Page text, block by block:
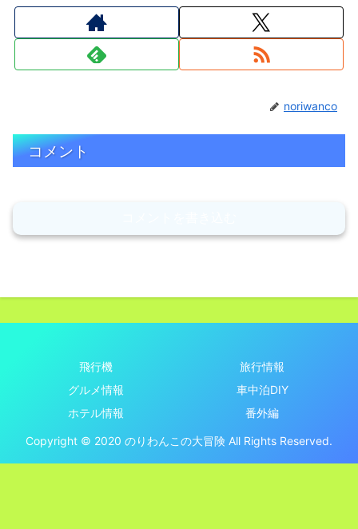
noriwanco
コメント
飛行機
旅行情報
グルメ情報
車中泊DIY
ホテル情報
番外編
Copyright © 2020 のりわんこの大冒険 All Rights Reserved.